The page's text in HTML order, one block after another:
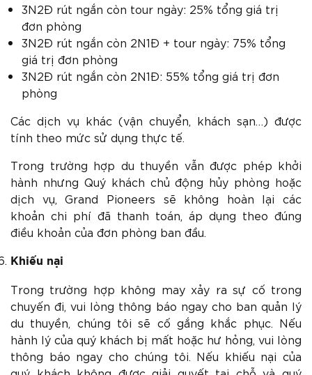
3N2Đ rút ngắn còn tour ngày: 25% tổng giá trị
đơn phòng
3N2Đ rút ngắn còn 2N1Đ + tour ngày: 75% tổng
giá trị đơn phòng
3N2Đ rút ngắn còn 2N1Đ: 55% tổng giá trị đơn
phòng
Các dịch vụ khác (vận chuyển, khách sạn…) được
tính theo mức sử dụng thực tế.
Trong trường hợp du thuyền vẫn được phép khởi
hành nhưng Quý khách chủ động hủy phòng hoặc
dịch vụ, Grand Pioneers sẽ không hoàn lại các
khoản chi phí đã thanh toán, áp dụng theo đúng
điều khoản của đơn phòng ban đầu.
Khiếu nại
Trong trường hợp không may xảy ra sự cố trong
chuyến đi, vui lòng thông báo ngay cho ban quản lý
du thuyền, chúng tôi sẽ cố gắng khắc phục. Nếu
hành lý của quý khách bị mất hoặc hư hỏng, vui lòng
thông báo ngay cho chúng tôi. Nếu khiếu nại của